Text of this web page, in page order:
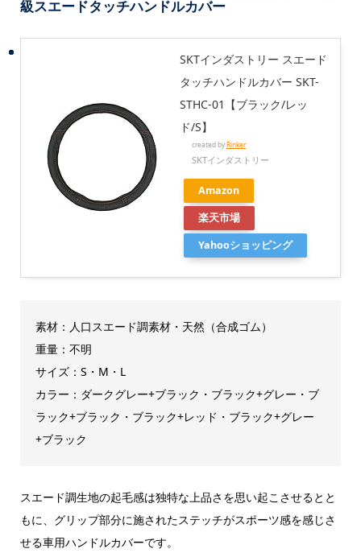
級スエードタッチハンドルカバー
SKTインダストリー スエード
タッチハンドルカバー SKT-
STHC-01【ブラック/レッ
ド/S】
created byRinker
SKTインダストリー
Amazon
楽天市場
Yahooショッピング
素材：人口スエード調素材・天然（合成ゴム）
重量：‎不明
サイズ：S・M・L
カラー：ダークグレー+ブラック・ブラック+グレー・ブ
ラック+ブラック・ブラック+レッド・ブラック+グレー
+ブラック
スエード調生地の起毛感は独特な上品さを思い起こさせるとと
もに、グリップ部分に施されたステッチがスポーツ感を感じさ
せる車用ハンドルカバーです。